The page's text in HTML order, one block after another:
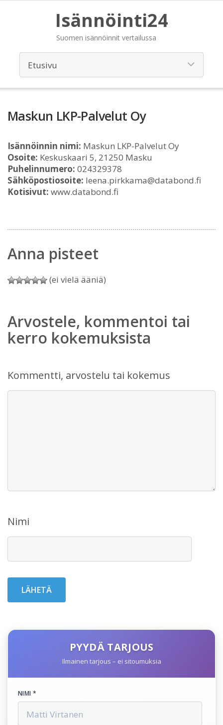
Isännöinti24
Suomen isännöinnit vertailussa
Maskun LKP-Palvelut Oy
Isännöinnin nimi: Maskun LKP-Palvelut Oy
Osoite: Keskuskaari 5, 21250 Masku
Puhelinnumero: 024329378
Sähköpostiosoite: leena.pirkkama@databond.fi
Kotisivut: www.databond.fi
Anna pisteet
(ei vielä ääniä)
Arvostele, kommentoi tai
kerro kokemuksista
Kommentti, arvostelu tai kokemus
Nimi
PYYDÄ TARJOUS
Ilmainen tarjous – ei sitoumuksia
NIMI *